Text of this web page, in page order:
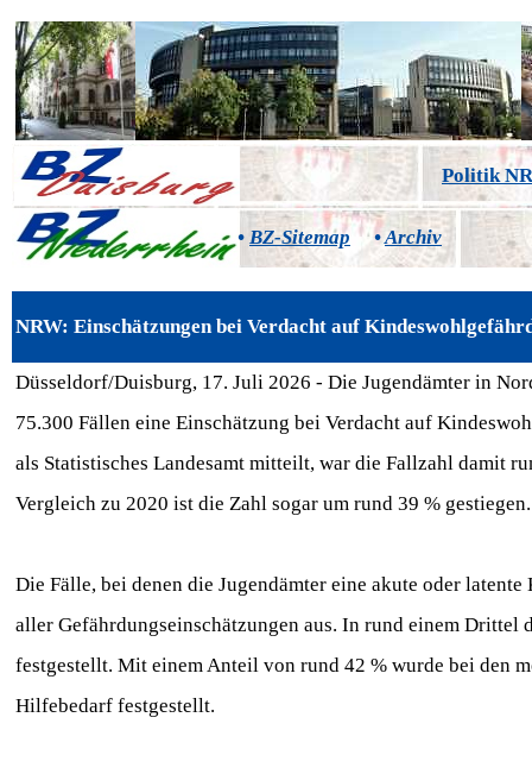
Politik
• BZ-Sitemap •Archiv
NRW: Einschätzungen bei Verdacht auf
Düsseldorf/Duisburg, 17. Juli 2026 - Die Jugendämter in
75.300 Fällen eine Einschätzung bei Verdacht auf
als Statistisches Landesamt mitteilt, war die Fallzahl damit
Vergleich zu 2020 ist die Zahl sogar um rund 39 %
Die Fälle, bei denen die Jugendämter eine akute oder
aller Gefährdungseinschätzungen aus. In rund einem
festgestellt. Mit einem Anteil von rund 42 % wurde bei den
Hilfebedarf festgestellt.